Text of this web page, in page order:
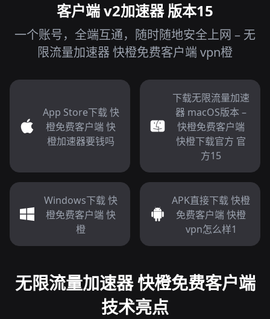
客户端 v2加速器 版本15
一个账号，全端互通，随时随地安全上网 – 无
限流量加速器 快橙免费客户端 vpn橙
App Store下载 快
橙免费客户端 快
橙加速器要钱吗
下载无限流量加速
器 macOS版本 –
快橙免费客户端
快橙下载官方 官
方15
Windows下载 快
橙免费客户端 快
橙
APK直接下载 快橙
免费客户端 快橙
vpn怎么样1
无限流量加速器 快橙免费客户端
技术亮点